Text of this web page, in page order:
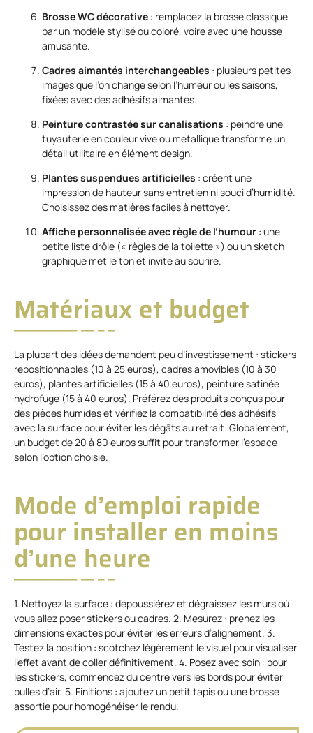
Brosse WC décorative : remplacez la brosse classique
par un modèle stylisé ou coloré, voire avec une housse
amusante.
Cadres aimantés interchangeables : plusieurs petites
images que l’on change selon l’humeur ou les saisons,
fixées avec des adhésifs aimantés.
Peinture contrastée sur canalisations : peindre une
tuyauterie en couleur vive ou métallique transforme un
détail utilitaire en élément design.
Plantes suspendues artificielles : créent une
impression de hauteur sans entretien ni souci d’humidité.
Choisissez des matières faciles à nettoyer.
Affiche personnalisée avec règle de l’humour : une
petite liste drôle (« règles de la toilette ») ou un sketch
graphique met le ton et invite au sourire.
Matériaux et budget
La plupart des idées demandent peu d’investissement : stickers
repositionnables (10 à 25 euros), cadres amovibles (10 à 30
euros), plantes artificielles (15 à 40 euros), peinture satinée
hydrofuge (15 à 40 euros). Préférez des produits conçus pour
des pièces humides et vérifiez la compatibilité des adhésifs
avec la surface pour éviter les dégâts au retrait. Globalement,
un budget de 20 à 80 euros suffit pour transformer l’espace
selon l’option choisie.
Mode d’emploi rapide
pour installer en moins
d’une heure
1. Nettoyez la surface : dépoussiérez et dégraissez les murs où
vous allez poser stickers ou cadres. 2. Mesurez : prenez les
dimensions exactes pour éviter les erreurs d’alignement. 3.
Testez la position : scotchez légèrement le visuel pour visualiser
l’effet avant de coller définitivement. 4. Posez avec soin : pour
les stickers, commencez du centre vers les bords pour éviter
bulles d’air. 5. Finitions : ajoutez un petit tapis ou une brosse
assortie pour homogénéiser le rendu.